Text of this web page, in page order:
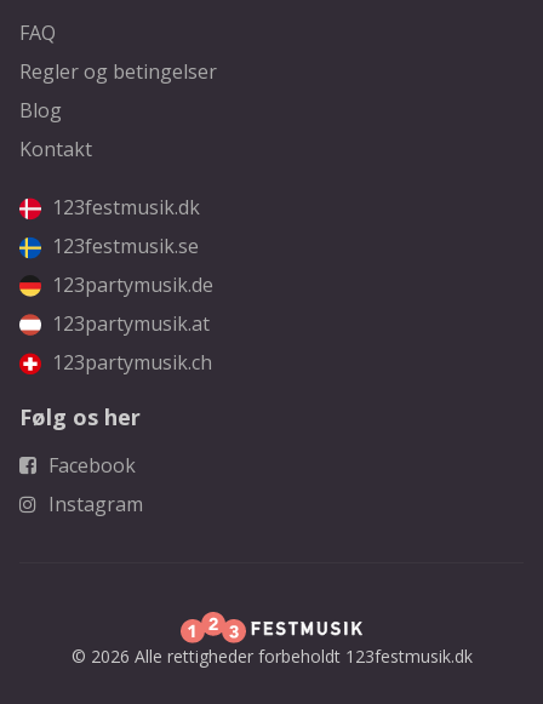
FAQ
Regler og betingelser
Blog
Kontakt
123festmusik.dk
123festmusik.se
123partymusik.de
123partymusik.at
123partymusik.ch
Følg os her
Facebook
Instagram
© 2026 Alle rettigheder forbeholdt 123festmusik.dk